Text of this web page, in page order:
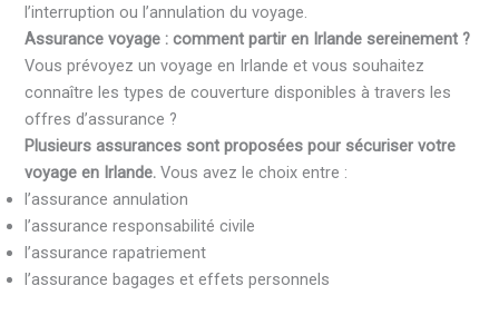
l’interruption ou l’annulation du voyage.
Assurance voyage : comment partir en Irlande sereinement ?
Vous prévoyez un voyage en Irlande et vous souhaitez
connaître les types de couverture disponibles à travers les
offres d’assurance ?
Plusieurs assurances sont proposées pour sécuriser votre
voyage en Irlande.Vous avez le choix entre :
l’assurance annulation
l’assurance responsabilité civile
l’assurance rapatriement
l’assurance bagages et effets personnels